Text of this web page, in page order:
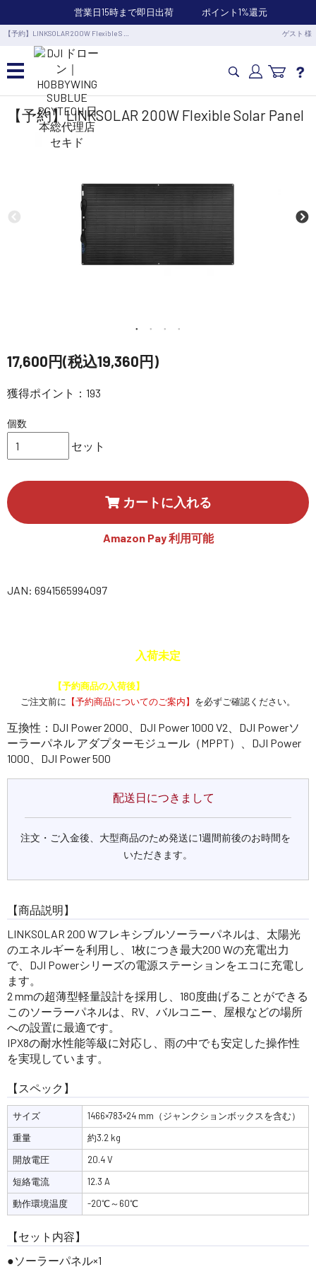
営業日15時まで即日出荷 ポイント1%還元
【予約】LINKSOLAR 200W Flexible S … ゲスト 様
カメラドローン・生活家電
業務用ドローン・業務関連製品
水中ドローン(ROV)・水中スクーター
講習会･国家資格･WEBセミナー
定期配信!
コーポレートサイト
【予約】LINKSOLAR 200W Flexible Solar Panel
17,600円(税込19,360円)
獲得ポイント：193
個数
セット
カートに入れる
Amazon Pay 利用可能
JAN: 6941565994097
入荷未定
【予約商品の入荷後】
ご注文前に
【予約商品についてのご案内】 を必ずご確認ください。
互換性：DJI Power 2000、DJI Power 1000 V2、DJI Powerソ
ーラーパネル アダプターモジュール（MPPT）、DJI Power
1000、DJI Power 500
配送日につきまして
注文・ご入金後、大型商品のため発送に1週間前後のお時間を
いただきます。
【商品説明】
LINKSOLAR 200 Wフレキシブルソーラーパネルは、太陽光
のエネルギーを利用し、1枚につき最大200 Wの充電出力
で、DJI Powerシリーズの電源ステーションをエコに充電し
ます。
2 mmの超薄型軽量設計を採用し、180度曲げることができる
このソーラーパネルは、RV、バルコニー、屋根などの場所
への設置に最適です。
IPX8の耐水性能等級に対応し、雨の中でも安定した操作性
を実現しています。
【スペック】
サイズ
1466×783×24 mm（ジャンクションボックスを含む）
重量
約3.2 kg
開放電圧
20.4 V
短絡電流
12.3 A
動作環境温度
-20℃～60℃
【セット内容】
ソーラーパネル×1